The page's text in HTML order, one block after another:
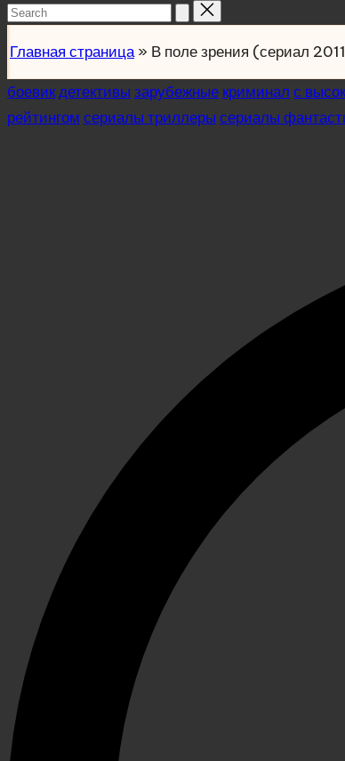
Search
Главная страница» В поле зрения (сериал
Posted
in
боевикдетективы зарубежные криминал с
рейтингом сериалы триллеры сериалы